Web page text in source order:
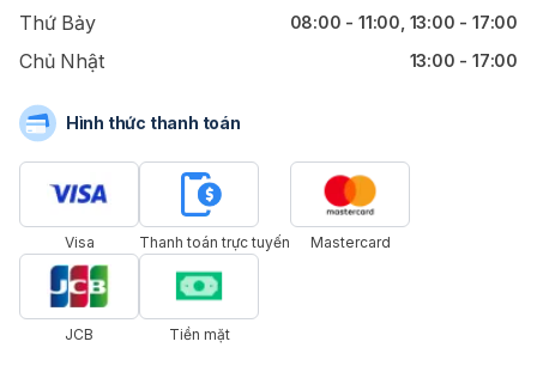
Thứ Bảy 08:00 - 11:00, 13:00 - 17:00
Chủ Nhật 13:00 - 17:00
Hình thức thanh toán
Visa Thanh toán trực tuyến Mastercard
JCB Tiền mặt